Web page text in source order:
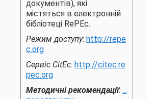
документів), які
містяться в електронній
бібліотеці RePEс.
Режим доступу: http://repe
c.org
Сервіс CitEc: http://citec.re
pec.org
Методичні рекомендації: ...